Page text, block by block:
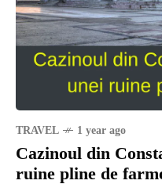
TRAVEL 1 year ago
Cazinoul din
ruine pline de